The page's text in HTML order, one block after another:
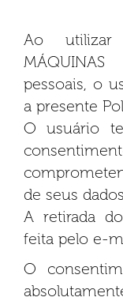
Ao
pessoais, o
a presente
O usuário
de seus
A retirada
feita pelo e-
O